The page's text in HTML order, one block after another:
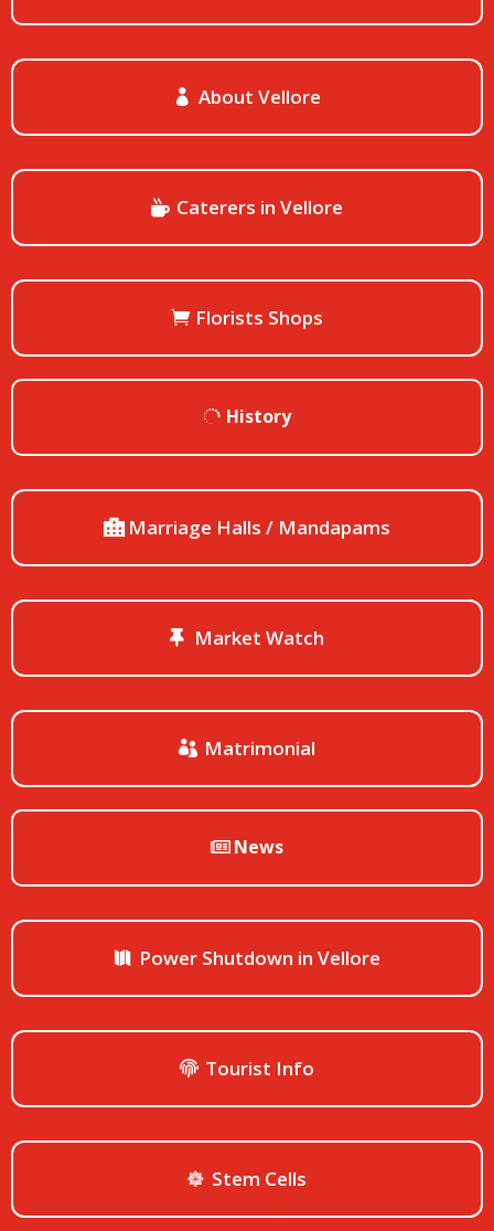
About Vellore
Caterers in Vellore
Florists Shops
History
Marriage Halls / Mandapams
Market Watch
Matrimonial
News
Power Shutdown in Vellore
Tourist Info
Stem Cells